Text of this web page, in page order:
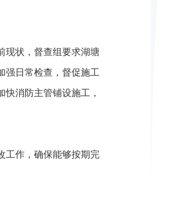
现状，督查组要求湖塘
强日常检查，督促施工
消防主管铺设施工，
工作，确保能够按期完